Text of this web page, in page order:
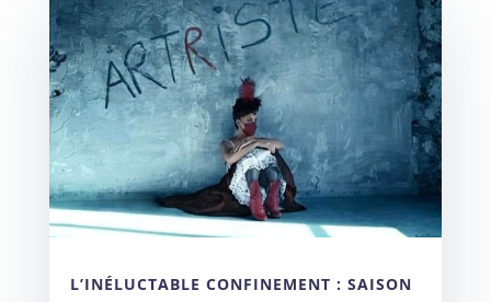
L’INÉLUCTABLE CONFINEMENT : SAISON